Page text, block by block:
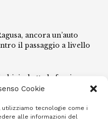
Cookie
tecnologie come i
alle informazioni del
ancora un’auto
il passaggio a livello
bici e batte la faccia:
per la Madonna della